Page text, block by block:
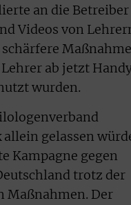
an die Betreiber
Videos von
ab jetzt
wurden.
gelassen
Kampagne gegen
trotz der
Maßnahmen. Der